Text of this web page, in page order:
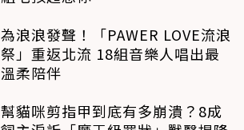
為浪浪發聲！「PAWER LOVE流浪
祭」重返北流 18組音樂人唱出最
溫柔陪伴
幫貓咪剪指甲到底有多崩潰？8成